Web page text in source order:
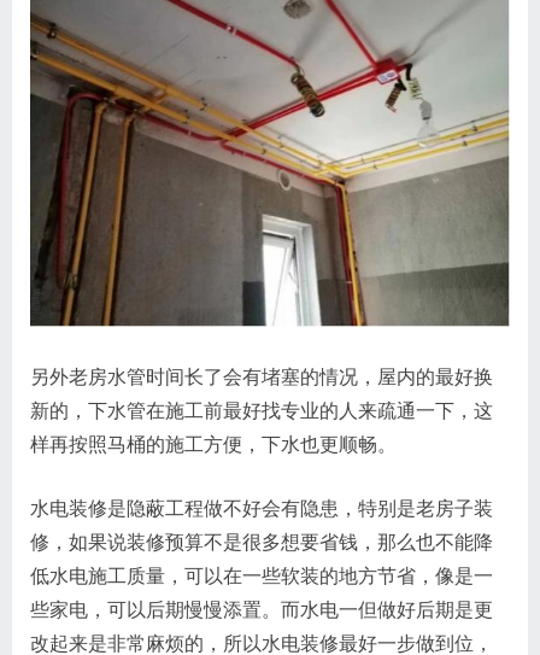
另外老房水管时间长了会有堵塞的情况，屋内的最好换
新的，下水管在施工前最好找专业的人来疏通一下，这
样再按照马桶的施工方便，下水也更顺畅。
水电装修是隐蔽工程做不好会有隐患，特别是老房子装
修，如果说装修预算不是很多想要省钱，那么也不能降
低水电施工质量，可以在一些软装的地方节省，像是一
些家电，可以后期慢慢添置。而水电一但做好后期是更
改起来是非常麻烦的，所以水电装修最好一步做到位，